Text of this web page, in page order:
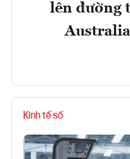
lên đường
Kinh tế số